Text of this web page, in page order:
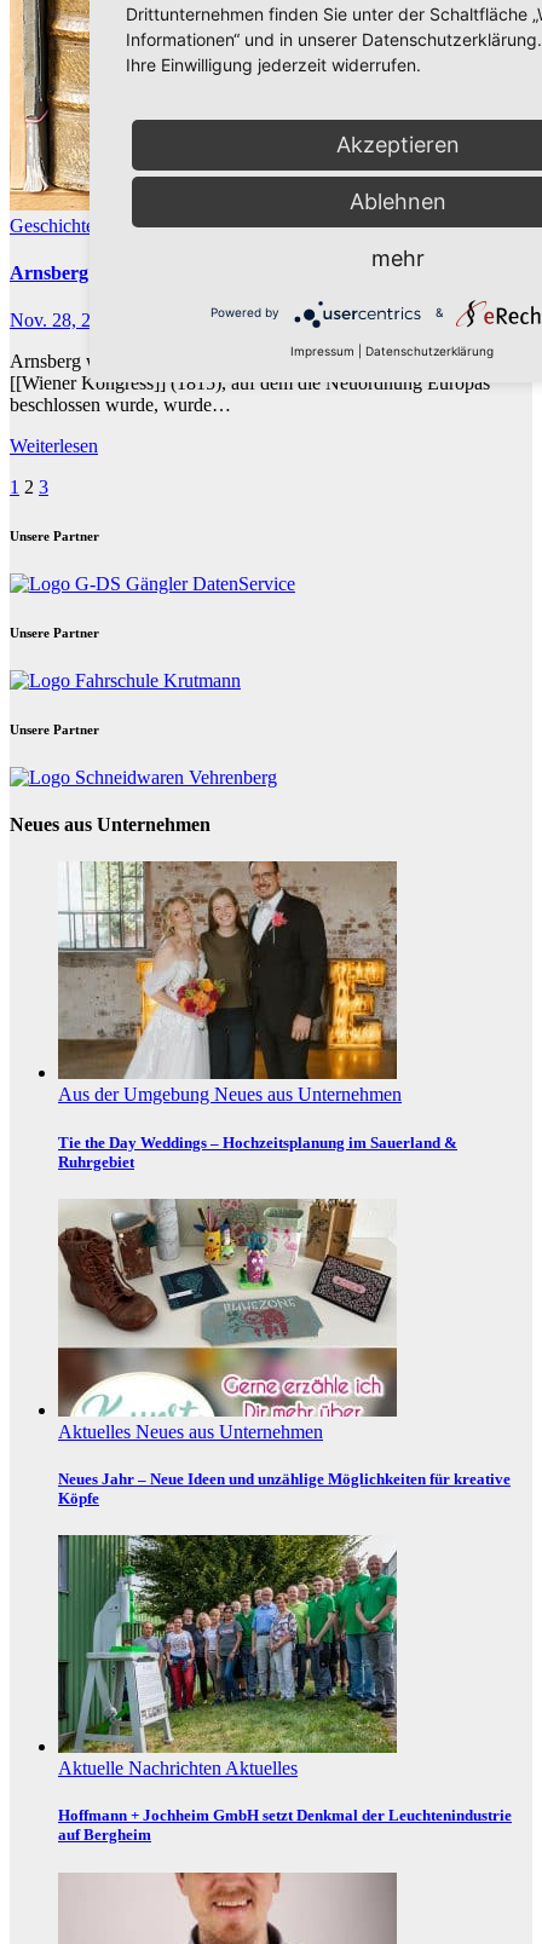
Geschichte
Arnsberg schon in Preußen Regierungssitz
Nov. 28, 2008
Arnsberg war schon im 19. Jahrhundert Regierungssitz. Nach dem
[[Wiener Kongress]] (1815), auf dem die Neuordnung Europas
beschlossen wurde, wurde…
Weiterlesen
Seitennummerierung
der
1 2 3
Unsere Partner
Unsere Partner
Unsere Partner
Neues aus Unternehmen
Aus der Umgebung Neues aus Unternehmen
Tie the Day Weddings – Hochzeitsplanung im Sauerland &
Ruhrgebiet
Aktuelles Neues aus Unternehmen
Neues Jahr – Neue Ideen und unzählige Möglichkeiten für kreative
Köpfe
Aktuelle Nachrichten Aktuelles
Hoffmann + Jochheim GmbH setzt Denkmal der Leuchtenindustrie
auf Bergheim
Drittunternehmen finden Sie unter der Schaltfläche
Informationen“ und in unserer
Ihre Einwilligung jederzeit widerrufen.
Akzeptieren
Ablehnen
mehr
Powered by &
Impressum Datenschutzerklärung